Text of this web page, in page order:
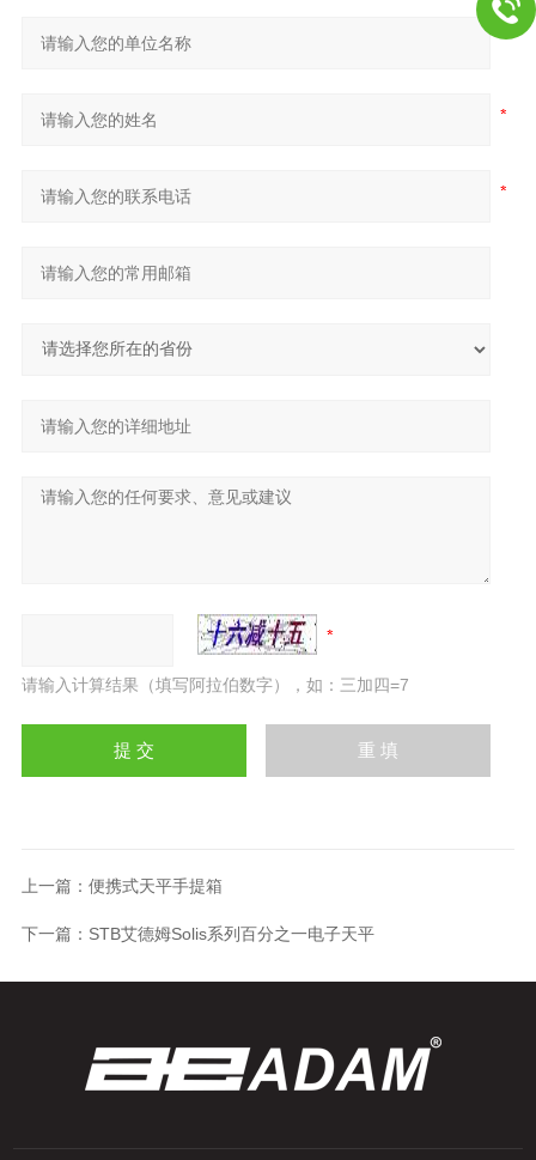
请输入计算结果（填写阿拉伯数字），如：三加四=7
上一篇： 便携式天平手提箱
下一篇： STB艾德姆Solis系列百分之一电子天平